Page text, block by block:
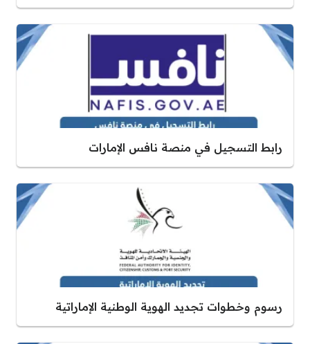
رابط التسجيل في منصة نافس الإمارات
رسوم وخطوات تجديد الهوية الوطنية الإماراتية